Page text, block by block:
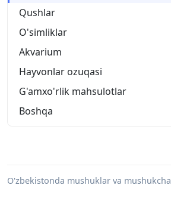
Qushlar
O'simliklar
Akvarium
Hayvonlar ozuqasi
G'amxo'rlik mahsulotlar
Boshqa
O'zbekistonda mushuklar va